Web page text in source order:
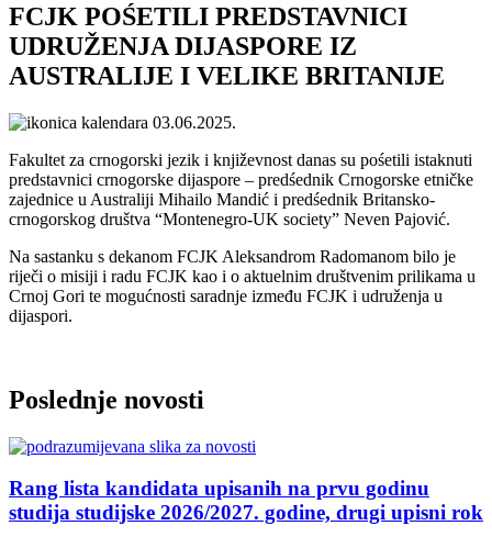
FCJK POŚETILI PREDSTAVNICI
UDRUŽENJA DIJASPORE IZ
AUSTRALIJE I VELIKE BRITANIJE
03.06.2025.
Fakultet za crnogorski jezik i književnost danas su pośetili istaknuti
predstavnici crnogorske dijaspore – predśednik Crnogorske etničke
zajednice u Australiji Mihailo Mandić i predśednik Britansko-
crnogorskog društva “Montenegro-UK society” Neven Pajović.
Na sastanku s dekanom FCJK Aleksandrom Radomanom bilo je
riječi o misiji i radu FCJK kao i o aktuelnim društvenim prilikama u
Crnoj Gori te mogućnosti saradnje između FCJK i udruženja u
dijaspori.
Poslednje novosti
Rang lista kandidata upisanih na prvu godinu
studija studijske 2026/2027. godine, drugi upisni rok